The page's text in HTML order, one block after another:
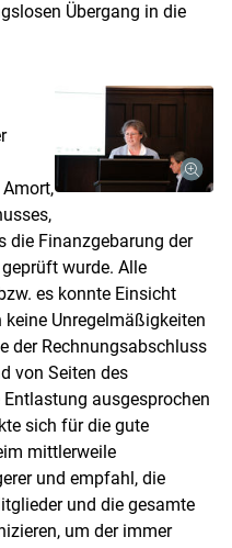
Übergang in die
die Finanzgebarung der
wurde. Alle
es konnte Einsicht
Unregelmäßigkeiten
der Rechnungsabschluss
von Seiten des
ausgesprochen
sich für die gute
mittlerweile
und empfahl, die
und die gesamte
um der immer